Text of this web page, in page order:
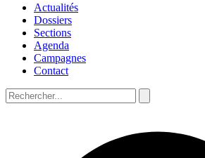
Actualités
Dossiers
Sections
Agenda
Campagnes
Contact